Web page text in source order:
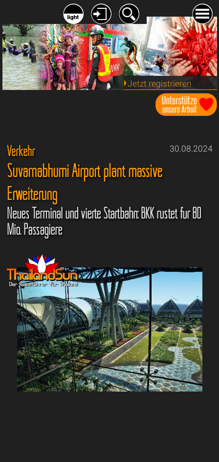
Jetzt registrieren
30.08.2024
Verkehr
Suvarnabhumi Airport plant massive
Erweiterung
Neues Terminal und vierte Startbahn: BKK rüstet für 80
Mio. Passagiere